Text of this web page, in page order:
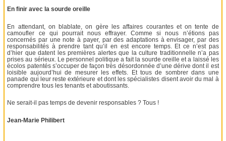
En finir avec la sourde oreille
En attendant, on blablate, on gère les affaires courantes et on tente de
camoufler ce qui pourrait nous effrayer. Comme si nous n’étions pas
concernés par une note à payer, par des adaptations à envisager, par des
responsabilités à prendre tant qu’il en est encore temps. Et ce n’est pas
d’hier que datent les premières alertes que la culture traditionnelle n’a pas
prises au sérieux. Le personnel politique a fait la sourde oreille et a laissé les
écolos patentés s’occuper de façon très désordonnée d’une dérive dont il est
loisible aujourd’hui de mesurer les effets. Et tous de sombrer dans une
panade qui leur reste extérieure et dont les spécialistes disent avoir du mal à
comprendre tous les tenants et aboutissants.
Ne serait-il pas temps de devenir responsables ? Tous !
Jean-Marie Philibert